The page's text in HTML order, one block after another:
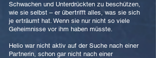
Schwachen und Unterdrückten zu beschützen,
wie sie selbst – er übertrifft alles, was sie sich
je erträumt hat. Wenn sie nur nicht so viele
Geheimnisse vor ihm haben müsste.
Helio war nicht aktiv auf der Suche nach einer
Partnerin, schon gar nicht nach einer